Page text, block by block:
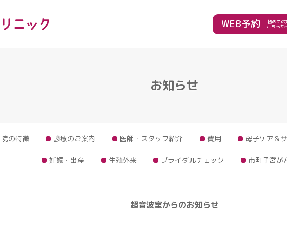
WEB予約 初めての
こちらか
お知らせ
の特徴 診療のご案内 医師・スタッフ紹介 費用 母子ケア＆
妊娠・出産 生殖外来 ブライダルチェック 市町子宮が
超音波室からのお知らせ